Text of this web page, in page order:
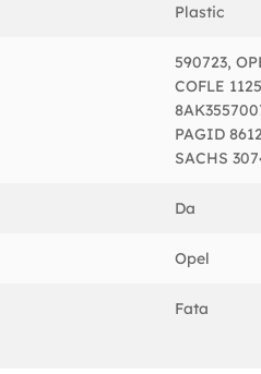
Plastic
590723,
COFLE
PAGID
SACHS
Da
Opel
Fata